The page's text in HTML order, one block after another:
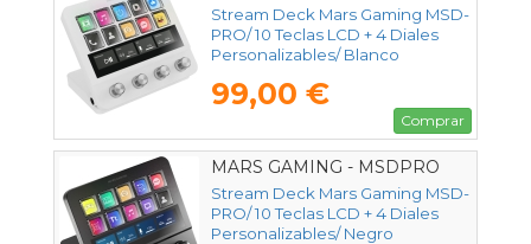
Stream Deck Mars Gaming MSD-
PRO/ 10 Teclas LCD + 4 Diales
Personalizables/ Blanco
99,00 €
Comprar
MARS GAMING - MSDPRO
Stream Deck Mars Gaming MSD-
PRO/ 10 Teclas LCD + 4 Diales
Personalizables/ Negro